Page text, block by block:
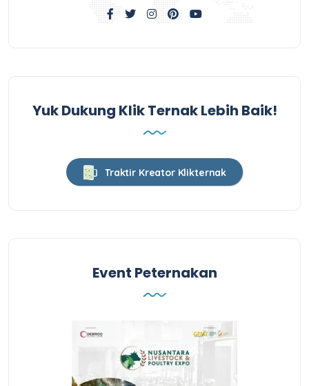
Yuk Dukung Klik Ternak Lebih Baik!
Traktir Kreator Klikternak
Event Peternakan